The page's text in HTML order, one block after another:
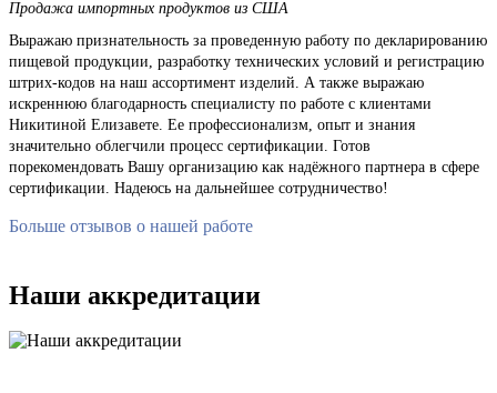
Продажа импортных продуктов из США
Выражаю признательность за проведенную работу по декларированию
пищевой продукции, разработку технических условий и регистрацию
штрих-кодов на наш ассортимент изделий. А также выражаю
искреннюю благодарность специалисту по работе с клиентами
Никитиной Елизавете. Ее профессионализм, опыт и знания
значительно облегчили процесс сертификации. Готов
порекомендовать Вашу организацию как надёжного партнера в сфере
сертификации. Надеюсь на дальнейшее сотрудничество!
Больше отзывов о нашей работе
Наши аккредитации